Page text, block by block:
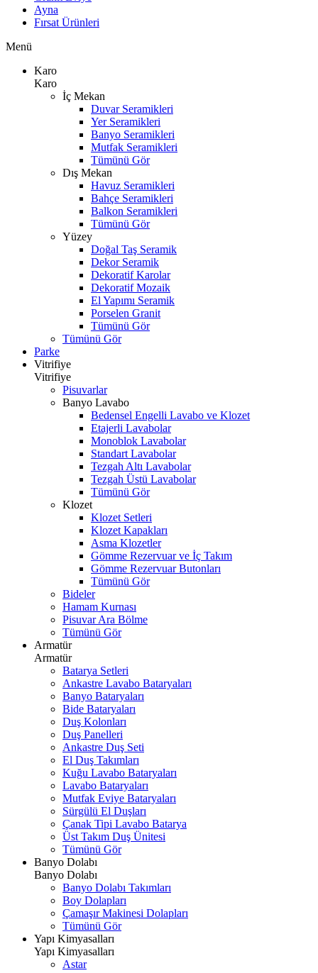
Ayna
Fırsat Ürünleri
Menü
Karo
Karo
İç Mekan
Duvar Seramikleri
Yer Seramikleri
Banyo Seramikleri
Mutfak Seramikleri
Tümünü Gör
Dış Mekan
Havuz Seramikleri
Bahçe Seramikleri
Balkon Seramikleri
Tümünü Gör
Yüzey
Doğal Taş Seramik
Dekor Seramik
Dekoratif Karolar
Dekoratif Mozaik
El Yapımı Seramik
Porselen Granit
Tümünü Gör
Tümünü Gör
Parke
Vitrifiye
Vitrifiye
Pisuvarlar
Banyo Lavabo
Bedensel Engelli Lavabo ve Klozet
Etajerli Lavabolar
Monoblok Lavabolar
Standart Lavabolar
Tezgah Altı Lavabolar
Tezgah Üstü Lavabolar
Tümünü Gör
Klozet
Klozet Setleri
Klozet Kapakları
Asma Klozetler
Gömme Rezervuar ve İç Takım
Gömme Rezervuar Butonları
Tümünü Gör
Bideler
Hamam Kurnası
Pisuvar Ara Bölme
Tümünü Gör
Armatür
Armatür
Batarya Setleri
Ankastre Lavabo Bataryaları
Banyo Bataryaları
Bide Bataryaları
Duş Kolonları
Duş Panelleri
Ankastre Duş Seti
El Duş Takımları
Kuğu Lavabo Bataryaları
Lavabo Bataryaları
Mutfak Eviye Bataryaları
Sürgülü El Duşları
Çanak Tipi Lavabo Batarya
Üst Takım Duş Ünitesi
Tümünü Gör
Banyo Dolabı
Banyo Dolabı
Banyo Dolabı Takımları
Boy Dolapları
Çamaşır Makinesi Dolapları
Tümünü Gör
Yapı Kimyasalları
Yapı Kimyasalları
Astar